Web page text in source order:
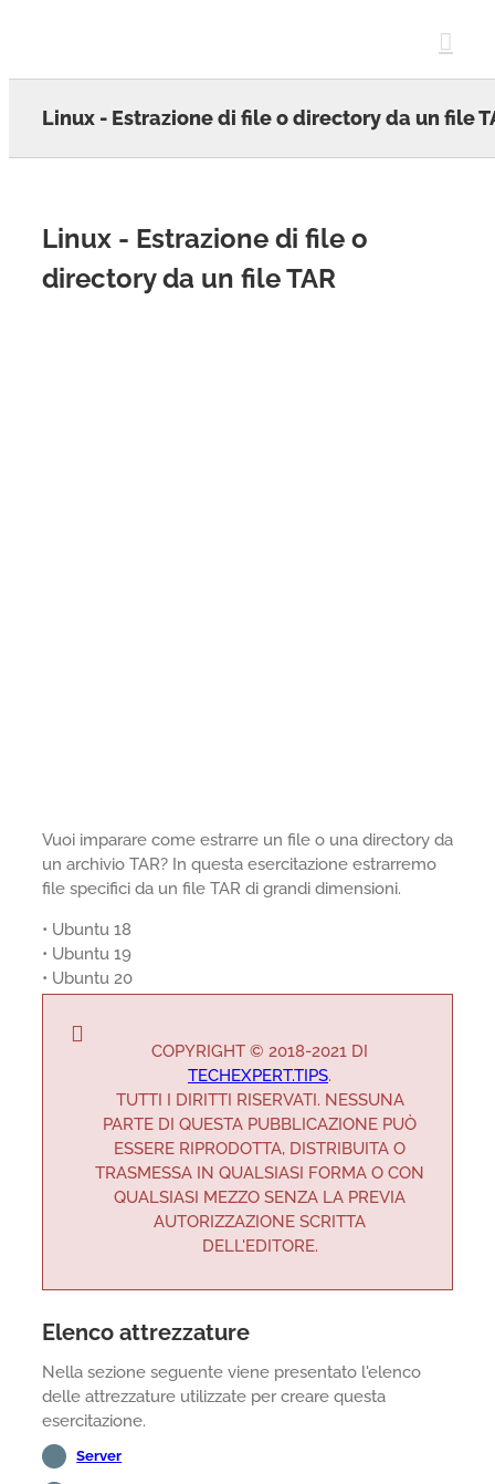
Linux - Estrazione di file o directory da un file
Linux - Estrazione di file o
directory da un file TAR
Vuoi imparare come estrarre un file o una directory da
un archivio TAR? In questa esercitazione estrarremo
file specifici da un file TAR di grandi dimensioni.
• Ubuntu 18
• Ubuntu 19
• Ubuntu 20
COPYRIGHT © 2018-2021 DI
TECHEXPERT.TIPS.
TUTTI I DIRITTI RISERVATI. NESSUNA
PARTE DI QUESTA PUBBLICAZIONE PUÒ
ESSERE RIPRODOTTA, DISTRIBUITA O
TRASMESSA IN QUALSIASI FORMA O CON
QUALSIASI MEZZO SENZA LA PREVIA
AUTORIZZAZIONE SCRITTA
DELL'EDITORE.
Elenco attrezzature
Nella sezione seguente viene presentato l'elenco
delle attrezzature utilizzate per creare questa
esercitazione.
Server